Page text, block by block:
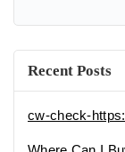
🕶 Мириси за
машки